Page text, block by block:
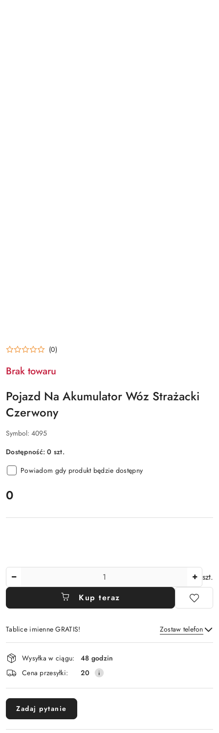
(0)
Brak towaru
Pojazd Na Akumulator Wóz Strażacki
Czerwony
Symbol: 4095
Dostępność:0 szt.
Powiadom gdy produkt będzie dostępny
cena:
0
szt.
Kup teraz
Tablice imienne GRATIS! Zostaw telefon
Wyślij
Dostępność
i
dostawa
Wysyłka w ciągu:
48 godzin
Cena przesyłki:
20
Zadaj pytanie